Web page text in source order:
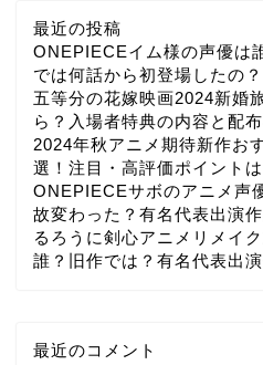
最近の投稿
ONEPIECEイム様の声優は
では何話から初登場したの？
五等分の花嫁映画2024新婚
ら？入場者特典の内容と配
2024年秋アニメ期待新作お
選！注目・高評価ポイントは
ONEPIECEサボのアニメ声
故変わった？有名代表出演
るろうに剣心アニメリメイ
誰？旧作では？有名代表出
最近のコメント